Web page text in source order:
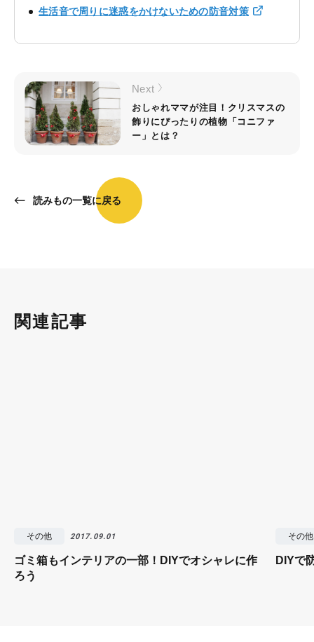
生活音で周りに迷惑をかけないための防音対策
読みもの一覧に戻る
Next
おしゃれママが注目！クリスマスの
飾りにぴったりの植物「コニファ
ー」とは？
関連記事
その他 2017.09.01
ゴミ箱もインテリアの一部！DIYでオシャレに作
ろう
その他
DIYで